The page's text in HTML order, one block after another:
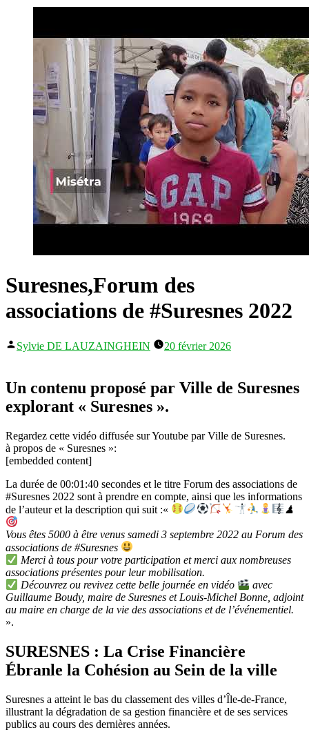
Suresnes,Forum des
associations de #Suresnes 2022
Publié
Sylvie DE LAUZAINGHEIN 20 février 2026
Un contenu proposé par Ville de Suresnes
explorant « Suresnes ».
Regardez cette vidéo diffusée sur Youtube par Ville de Suresnes.
à propos de « Suresnes »:
[embedded content]
La durée de 00:01:40 secondes et le titre Forum des associations de
#Suresnes 2022 sont à prendre en compte, ainsi que les informations
de l’auteur et la description qui suit :«
♟
Vous êtes 5000 à être venus samedi 3 septembre 2022 au Forum des
associations de #Suresnes
Merci à tous pour votre participation et merci aux nombreuses
associations présentes pour leur mobilisation.
Découvrez ou revivez cette belle journée en vidéo
avec
Guillaume Boudy, maire de Suresnes et Louis-Michel Bonne, adjoint
au maire en charge de la vie des associations et de l’événementiel.
».
SURESNES : La Crise Financière
Ébranle la Cohésion au Sein de la ville
Suresnes a atteint le bas du classement des villes d’Île-de-France,
illustrant la dégradation de sa gestion financière et de ses services
publics au cours des dernières années.